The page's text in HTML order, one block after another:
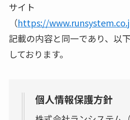
サイト
（https://
記載の内容と同一であり、以
しております。
個人情報保護方針